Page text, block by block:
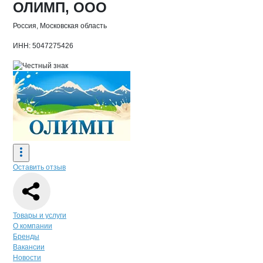
Основная информация о компании
ОЛИМП, ООО
Россия, Московская область
ИНН: 5047275426
Оставить отзыв
Навигация по странице
Товары и услуги
О компании
Бренды
Вакансии
Новости